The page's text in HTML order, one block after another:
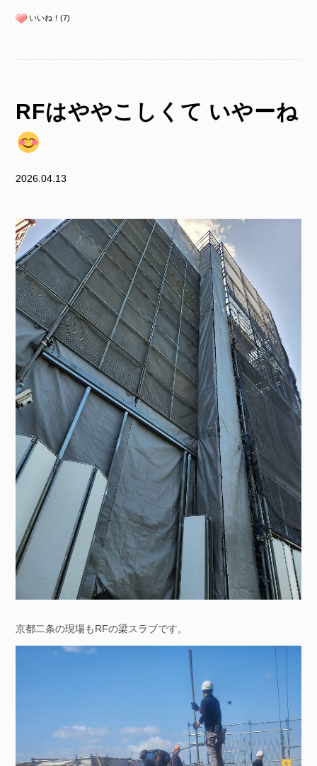
いいね！(7)
RFはややこしくて いやーね
2026.04.13
京都二条の現場もRFの梁スラブです。